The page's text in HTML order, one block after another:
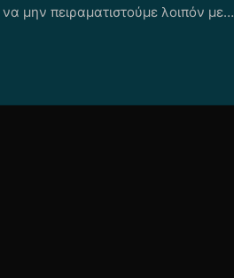
να μην πειραματιστούμε λοιπόν με…